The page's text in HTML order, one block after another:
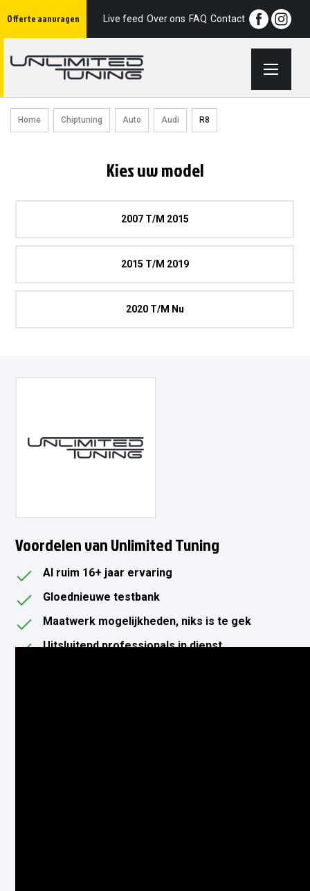
Offerte aanvragen
naarLive feed Over ons FAQ Contact
Home Chiptuning Auto Audi R8
Kies uw model
2007 T/m 2015
2015 T/m 2019
2020 T/M Nu
Voordelen van Unlimited Tuning
Al ruim 16+ jaar ervaring
Gloednieuwe testbank
Maatwerk mogelijkheden, niks is te gek
Uitsluitend professionals in dienst